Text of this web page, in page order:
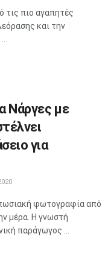
τις πιο αγαπητές
και την
Νάργες με
για
φωτογραφία από
μέρα. Η γνωστή
παράγωγος ...